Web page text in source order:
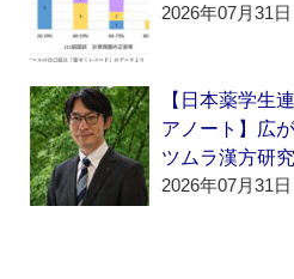
2026年07月31
【日本薬学生
アノート】広
ツムラ漢方研
2026年07月31